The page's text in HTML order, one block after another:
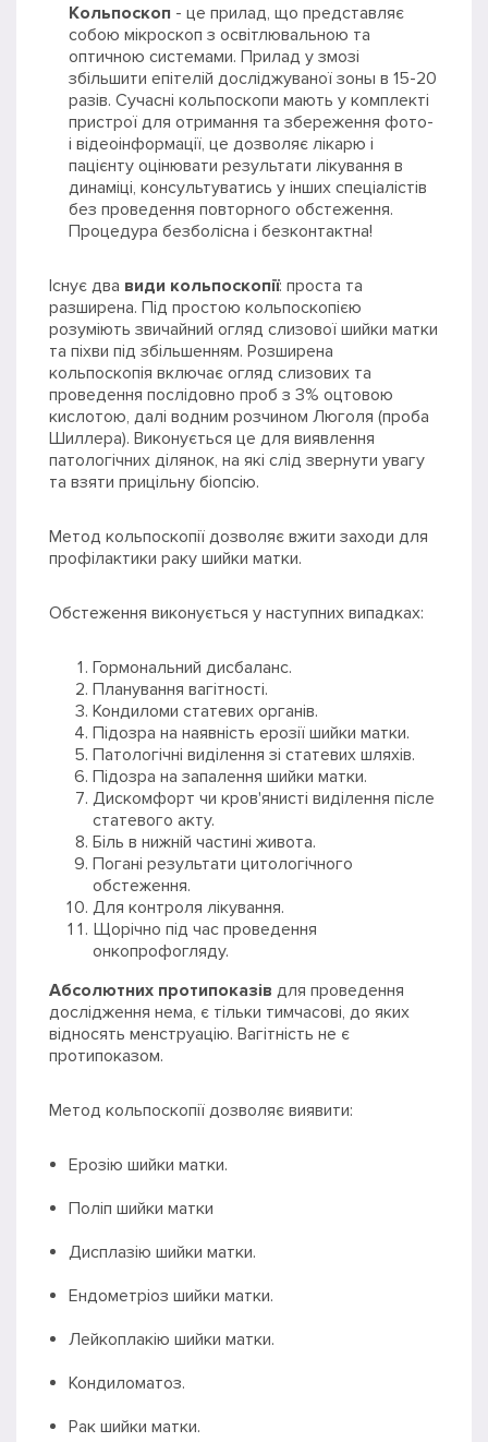
Кольпоскоп - це прилад, що представляє
собою мікроскоп з освітлювальною та
оптичною системами. Прилад у змозі
збільшити епітелій досліджуваної зоны в 15-20
разів. Сучасні кольпоскопи мають у комплекті
пристрої для отримання та збереження фото-
і відеоінформації, це дозволяє лікарю і
пацієнту оцінювати результати лікування в
динаміці, консультуватись у інших спеціалістів
без проведення повторного обстеження.
Процедура безболісна і безконтактна!
Існує два види кольпоскопії: проста та
разширена. Під простою кольпоскопією
розуміють звичайний огляд слизової шийки матки
та піхви під збільшенням. Розширена
кольпоскопія включає огляд слизових та
проведення послідовно проб з 3% оцтовою
кислотою, далі водним розчином Люголя (проба
Шиллера). Виконується це для виявлення
патологічних ділянок, на які слід звернути увагу
та взяти прицільну біопсію.
Метод кольпоскопії дозволяє вжити заходи для
профілактики раку шийки матки.
Обстеження виконується у наступних випадках:
Гормональний дисбаланс.
Планування вагітності.
Кондиломи статевих органів.
Підозра на наявність ерозії шийки матки.
Патологічні виділення зі статевих шляхів.
Підозра на запалення шийки матки.
Дискомфорт чи кров'янисті виділення післе
статевого акту.
Біль в нижній частині живота.
Погані результати цитологічного
обстеження.
Для контроля лікування.
Щорічно під час проведення
онкопрофогляду.
Абсолютних протипоказів для проведення
дослідження нема, є тільки тимчасові, до яких
відносять менструацію. Вагітність не є
протипоказом.
Метод кольпоскопії дозволяє виявити:
Ерозію шийки матки.
Поліп шийки матки
Дисплазію шийки матки.
Ендометріоз шийки матки.
Лейкоплакію шийки матки.
Кондиломатоз.
Рак шийки матки.